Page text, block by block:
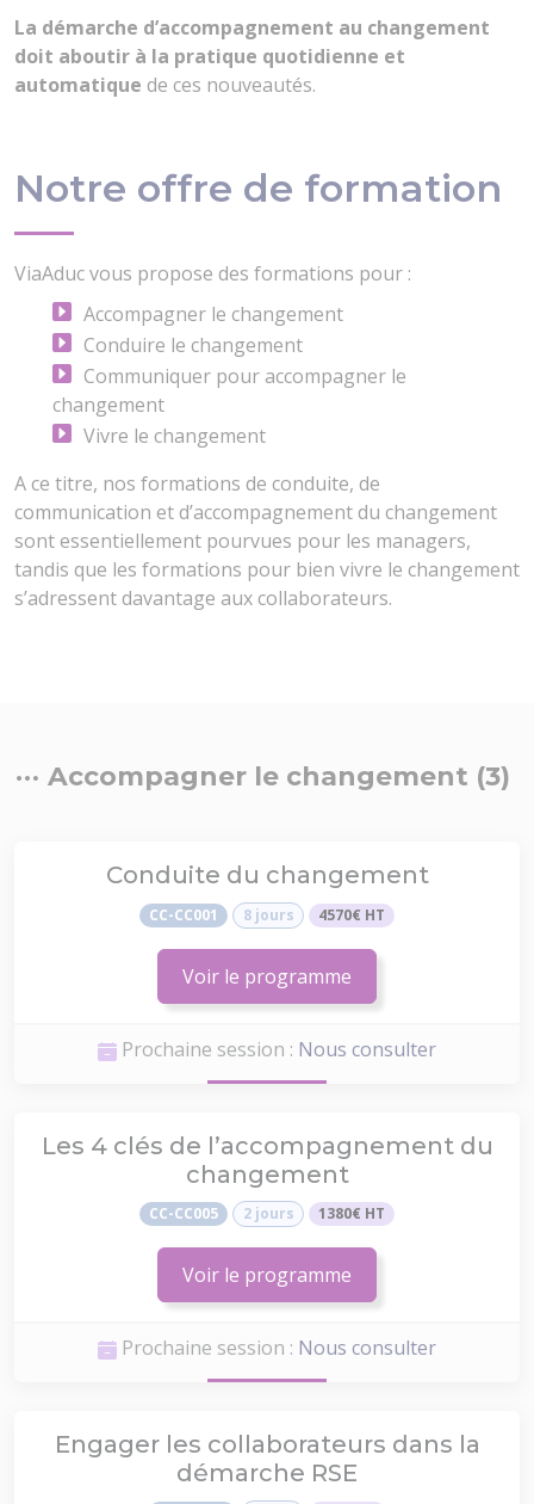
La démarche d’accompagnement au changement
doit aboutir à la pratique quotidienne et
automatique de ces nouveautés.
Notre offre de formation
ViaAduc vous propose des formations pour :
Accompagner le changement
Conduire le changement
Communiquer pour accompagner le
changement
Vivre le changement
A ce titre, nos formations de conduite, de
communication et d’accompagnement du changement
sont essentiellement pourvues pour les managers,
tandis que les formations pour bien vivre le changement
s’adressent davantage aux collaborateurs.
Accompagner le changement (3)
Conduite du changement
CC-CC001 8 jours 4570€ HT
Voir le programme
Prochaine session : Nous consulter
Les 4 clés de l’accompagnement du
changement
CC-CC005 2 jours 1380€ HT
Voir le programme
Prochaine session : Nous consulter
Engager les collaborateurs dans la
démarche RSE